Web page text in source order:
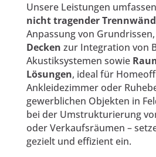
Unsere Leistungen
nicht tragender
Anpassung von Grundrissen,
Decken zur Integration von
Akustiksystemen sowie
Lösungen, ideal für
Ankleidezimmer oder
gewerblichen Objekten in
bei der Umstrukturierung
oder Verkaufsräumen –
gezielt und effizient ein.